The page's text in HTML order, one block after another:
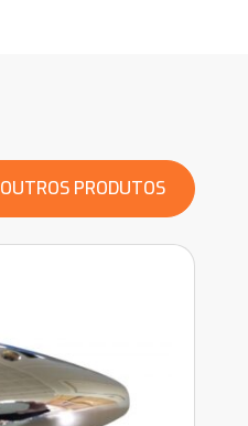
OUTROS PRODUTOS